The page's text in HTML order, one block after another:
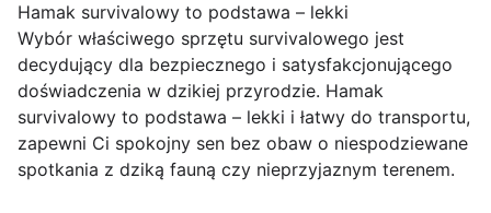
Hamak survivalowy to podstawa – lekki
Wybór właściwego sprzętu survivalowego jest
decydujący dla bezpiecznego i satysfakcjonującego
doświadczenia w dzikiej przyrodzie. Hamak
survivalowy to podstawa – lekki i łatwy do transportu,
zapewni Ci spokojny sen bez obaw o niespodziewane
spotkania z dziką fauną czy nieprzyjaznym terenem.